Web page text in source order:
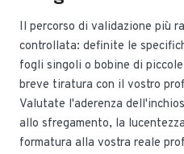
Il percorso di validazione più
controllata: definite le
fogli singoli o bobine di
breve tiratura con il vostro
Valutate l'aderenza
allo sfregamento, la
formatura alla vostra reale